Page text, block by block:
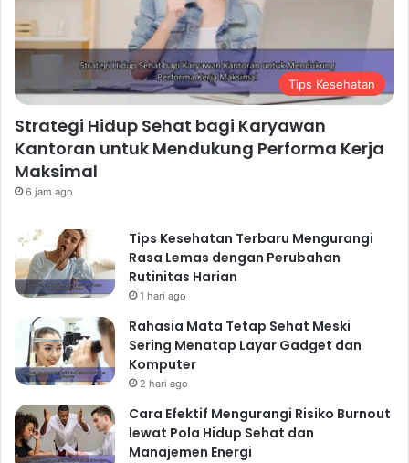
Tips Kesehatan
Strategi Hidup Sehat bagi Karyawan
Kantoran untuk Mendukung Performa Kerja
Maksimal
6 jam ago
Tips Kesehatan Terbaru Mengurangi
Rasa Lemas dengan Perubahan
Rutinitas Harian
1 hari ago
Rahasia Mata Tetap Sehat Meski
Sering Menatap Layar Gadget dan
Komputer
2 hari ago
Cara Efektif Mengurangi Risiko Burnout
lewat Pola Hidup Sehat dan
Manajemen Energi